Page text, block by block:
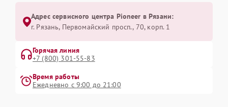
Адрес сервисного центра Pioneer в Рязани:
г. Рязань, Первомайский просп., 70, корп. 1
Горячая линия
+7 (800) 301-55-83
Время работы
Ежедневно с 9:00 до 21:00